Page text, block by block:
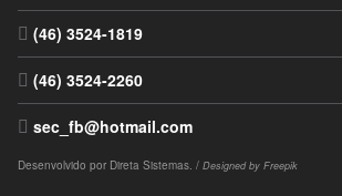
(46) 3524-1819
(46) 3524-2260
sec_fb@hotmail.com
Desenvolvido por Direta Sistemas. / Designed by Freepik